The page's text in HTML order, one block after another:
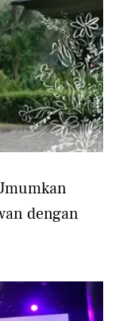
dengan